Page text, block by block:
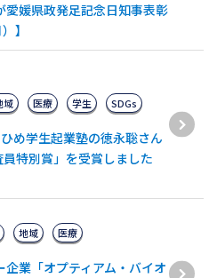
媛県政発足記念日知事表彰
】
め学生起業塾の徳永聡さん
特別賞」を受賞しました
域 医療 学生 SDGs
業「オプティアム・バイオ
地域 医療